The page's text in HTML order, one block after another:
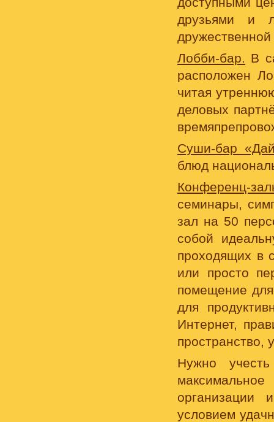
друзьями и
Лобби-бар. В
расположен
читая
деловых
Суши-бар
блюд
Конференц-
семинары,
зал на 50
собой
проходящих в
или просто
помещение
для
Интернет,
пространство,
Нужно
максимальное
организации
условием